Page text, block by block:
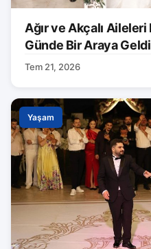
Ağır ve Akçalı
Günde Bir Araya Geldi
Tem 21, 2026
Yaşam